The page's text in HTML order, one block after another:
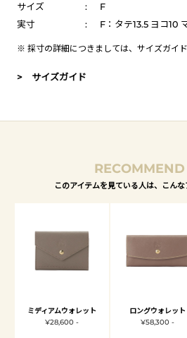
サイズ
:
F
実寸
: F：タテ13.5 ヨコ10
※ 採寸の詳細につきましては、 サイズガイド
> サイズガイド
このアイテムを見ている人は、こん
ミディアムウォレット
¥28,600 -
ロングウォレット
¥58,300 -